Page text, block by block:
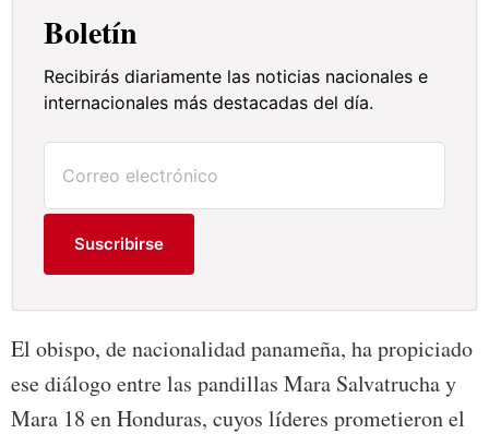
Boletín
Recibirás diariamente las noticias nacionales e
internacionales más destacadas del día.
Suscribirse
El obispo, de nacionalidad panameña, ha propiciado
ese diálogo entre las pandillas Mara Salvatrucha y
Mara 18 en Honduras, cuyos líderes prometieron el